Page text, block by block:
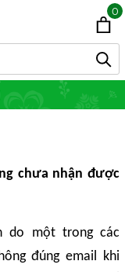
0
chưa nhận được
do một trong các
đúng email khi